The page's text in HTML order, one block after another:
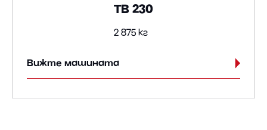
TB 230
2 875 кг
Вижте машината